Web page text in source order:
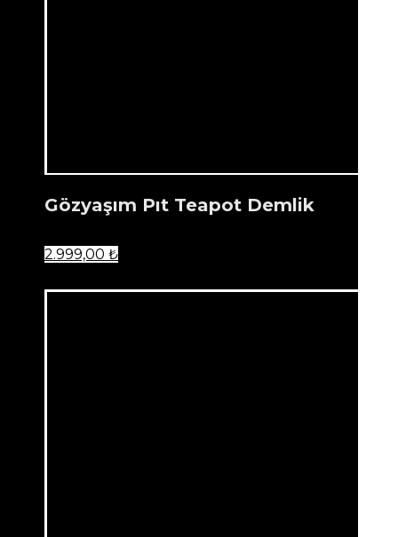
Gözyaşım Pıt Teapot Demlik
2.999,00 ₺